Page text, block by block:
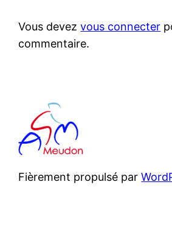
Vous devezvous connecter
commentaire.
Fièrement propulsé par